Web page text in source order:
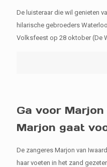
De luisteraar die wil genieten
hilarische gebroeders
Volksfeest op 28 oktober (De
Ga voor
Marjon gaat
De zangeres Marjon van
haar voeten in het zand